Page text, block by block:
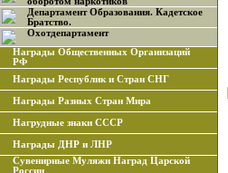
Департамент Образования. Кадетское
Братство.
Охотдепартамент
Награды Общественных Организаций
РФ
Награды Республик и Стран СНГ
Награды Разных Стран Мира
Нагрудные знаки СССР
Награды ДНР и ЛНР
Сувенирные Муляжи Наград Царской
России